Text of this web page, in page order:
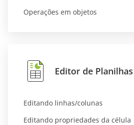
Operações em objetos
Editor de Planilhas
Editando linhas/colunas
Editando propriedades da célula